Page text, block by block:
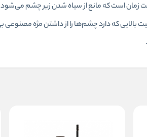
است که مانع از سیاه شدن زیر چشم می‌شود
که دارد چشم‌ها را از داشتن مژه مصنوعی